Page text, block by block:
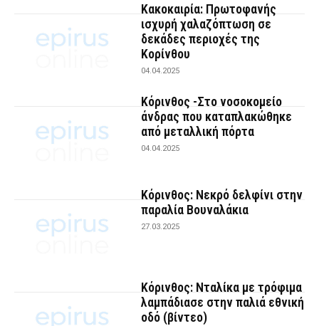
Κακοκαιρία: Πρωτοφανής
ισχυρή χαλαζόπτωση σε
δεκάδες περιοχές της
Κορίνθου
04.04.2025
Κόρινθος -Στο νοσοκομείο
άνδρας που καταπλακώθηκε
από μεταλλική πόρτα
04.04.2025
Κόρινθος: Νεκρό δελφίνι στην
παραλία Βουναλάκια
27.03.2025
Κόρινθος: Νταλίκα με τρόφιμα
λαμπάδιασε στην παλιά εθνική
οδό (βίντεο)